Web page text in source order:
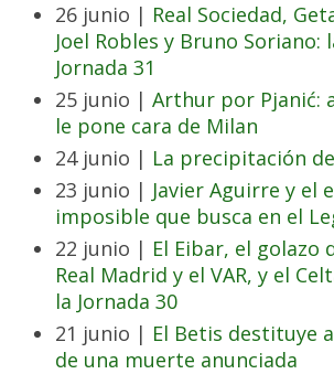
26 junio | Real Sociedad,
Joel Robles y Bruno Soriano:
Jornada 31
25 junio | Arthur por Pjanić:
le pone cara de Milan
24 junio | La precipitación
23 junio | Javier Aguirre y el
imposible que busca en el
22 junio | El Eibar, el golazo
Real Madrid y el VAR, y el
la Jornada 30
21 junio | El Betis destituye
de una muerte anunciada